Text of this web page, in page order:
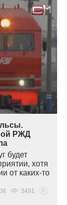
РЖД
будет
хотя
от каких-то
3491